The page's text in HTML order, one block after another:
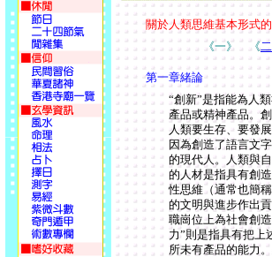
關於人類思維基本形式
《一》
《二
第一章緒論
“創新”是指能為人
產品或精神產品。
人類要生存、要發
因為創造了語言文
的現代人。人類與
的人材是指具有創
性思維（通常也簡
的文明與進步作出
職崗位上為社會創
力”則是指具有把上
所未有產品的能力